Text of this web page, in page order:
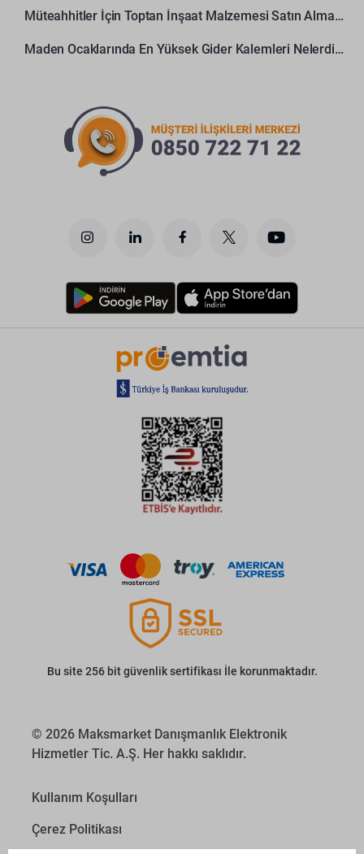
Müteahhitler İçin Toptan İnşaat Malzemesi Satın Alma Rehberi
Maden Ocaklarında En Yüksek Gider Kalemleri Nelerdir?
Bu site 256 bit güvenlik sertifikası İle korunmaktadır.
© 2026 Maksmarket Danışmanlık Elektronik
Hizmetler Tic. A.Ş. Her hakkı saklıdır.
Kullanım Koşulları
Çerez Politikası